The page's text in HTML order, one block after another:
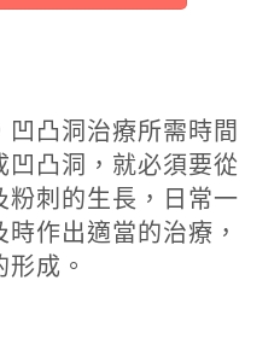
凹凸洞治療所需時間
凹凸洞，就必須要從
粉刺的生長，日常一
作出適當的治療，
成。